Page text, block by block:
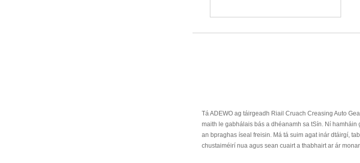
Tá ADEWO ag táirgeadh Riail Cruach Creasing Auto
maith le gabhálais bás a dhéanamh sa tSín. Ní
an bpraghas íseal freisin. Má tá suim agat inár dtáirgí,
chustaiméirí nua agus sean cuairt a thabhairt ar ár